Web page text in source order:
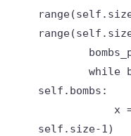
        while bombs_placed <
self.bombs:
            x = random.randint(0,
self.size-1)